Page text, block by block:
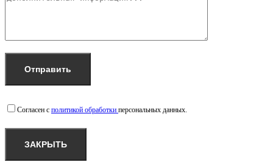
Согласен с политикой обработки персональных данных.
ЗАКРЫТЬ